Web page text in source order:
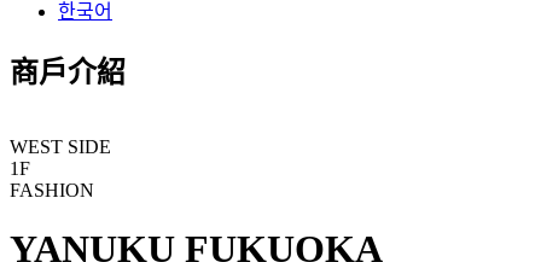
한국어
商戶介紹
WEST SIDE
1F
FASHION
YANUKU FUKUOKA